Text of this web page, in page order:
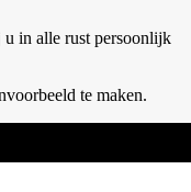
in alle rust persoonlijk
te maken.